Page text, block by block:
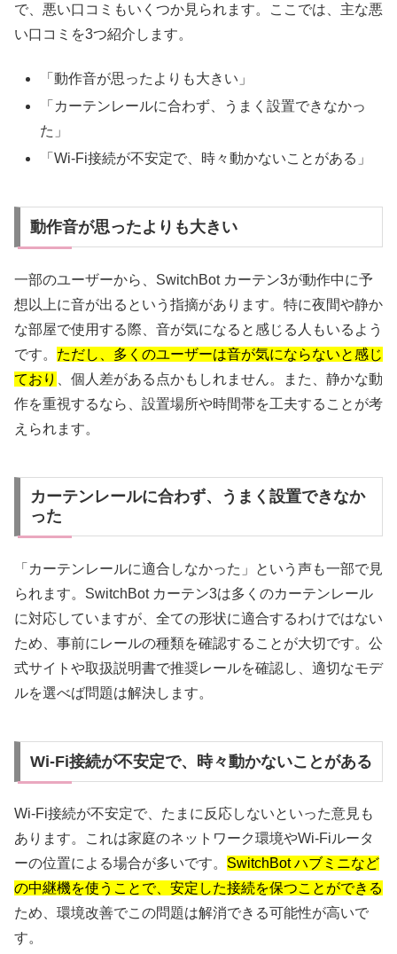
で、悪い口コミもいくつか見られます。ここでは、主な悪
い口コミを3つ紹介します。
「動作音が思ったよりも大きい」
「カーテンレールに合わず、うまく設置できなかっ
た」
「Wi-Fi接続が不安定で、時々動かないことがある」
動作音が思ったよりも大きい
一部のユーザーから、SwitchBot カーテン3が動作中に予
想以上に音が出るという指摘があります。特に夜間や静か
な部屋で使用する際、音が気になると感じる人もいるよう
です。 ただし、多くのユーザーは音が気にならないと感じ
ており
、個人差がある点かもしれません。また、静かな動
作を重視するなら、設置場所や時間帯を工夫することが考
えられます。
カーテンレールに合わず、うまく設置できなか
った
「カーテンレールに適合しなかった」という声も一部で見
られます。SwitchBot カーテン3は多くのカーテンレール
に対応していますが、全ての形状に適合するわけではない
ため、事前にレールの種類を確認することが大切です。公
式サイトや取扱説明書で推奨レールを確認し、適切なモデ
ルを選べば問題は解決します。
Wi-Fi接続が不安定で、時々動かないことがある
Wi-Fi接続が不安定で、たまに反応しないといった意見も
あります。これは家庭のネットワーク環境やWi-Fiルータ
ーの位置による場合が多いです。 SwitchBot ハブミニなど
の中継機を使うことで、安定した接続を保つことができる
ため、環境改善でこの問題は解消できる可能性が高いで
す。